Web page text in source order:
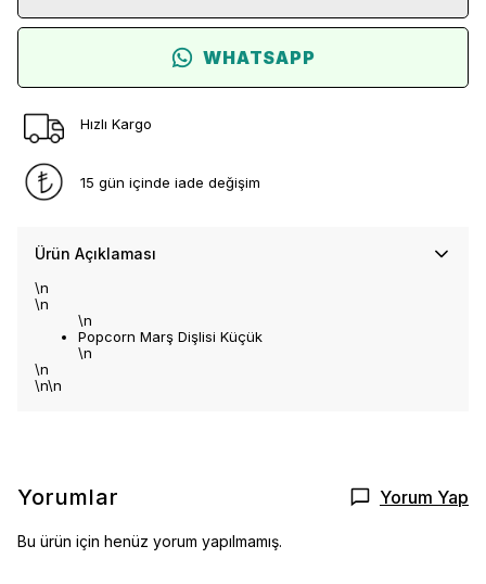
WHATSAPP
Hızlı Kargo
15 gün içinde iade değişim
Ürün Açıklaması
\n
\n
\n
Popcorn Marş Dişlisi Küçük
\n
\n
\n\n
Yorumlar Yorum Yap
Bu ürün için henüz yorum yapılmamış.